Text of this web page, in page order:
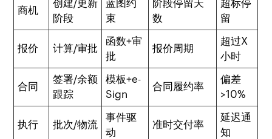
商机
创建/更新
阶段
蓝图约
束
阶段停留天
数
超标停
留
报价 计算/审批
函数+审
批
报价周期
超过X
小时
合同
签署/余额
跟踪
模板+e-
Sign
合同履约率
偏差
>10%
执行 批次/物流
事件驱
动
准时交付率
延迟通
知